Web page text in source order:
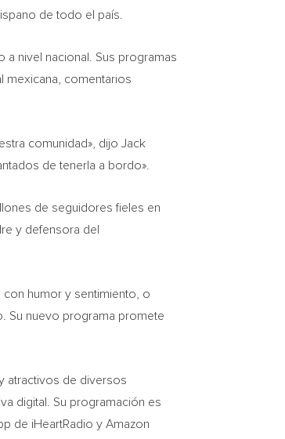
de todo el país.
a nivel nacional. Sus programas
mexicana, comentarios
comunidad», dijo Jack
de tenerla a bordo».
de seguidores fieles en
y defensora del
con humor y sentimiento, o
Su nuevo programa promete
atractivos de diversos
digital. Su programación es
de iHeartRadio y Amazon